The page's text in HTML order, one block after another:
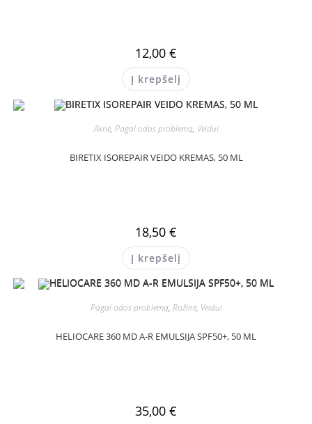
12,00 €
Į krepšelį
Aknė, Pagal odos problemą, Veidui
BIRETIX ISOREPAIR VEIDO KREMAS, 50 ML
18,50 €
Į krepšelį
Pagal odos problemą, Rožinė, Veidui
HELIOCARE 360 MD A-R EMULSIJA SPF50+, 50 ML
35,00 €